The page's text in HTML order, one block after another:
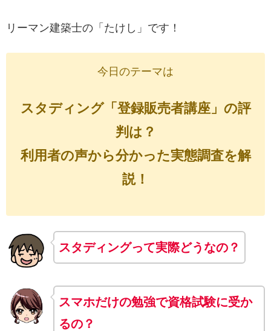
リーマン建築士の「たけし」です！
今日のテーマは
スタディング「登録販売者講座」の評
判は？
利用者の声から分かった実態調査を解
説！
スタディングって実際どうなの？
スマホだけの勉強で資格試験に受か
るの？